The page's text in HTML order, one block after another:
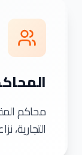
محاكم
التجارية،